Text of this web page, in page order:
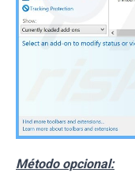
Método opcional: